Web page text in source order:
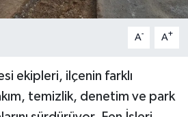
A- A+
ekipleri, ilçenin farklı
temizlik, denetim ve park